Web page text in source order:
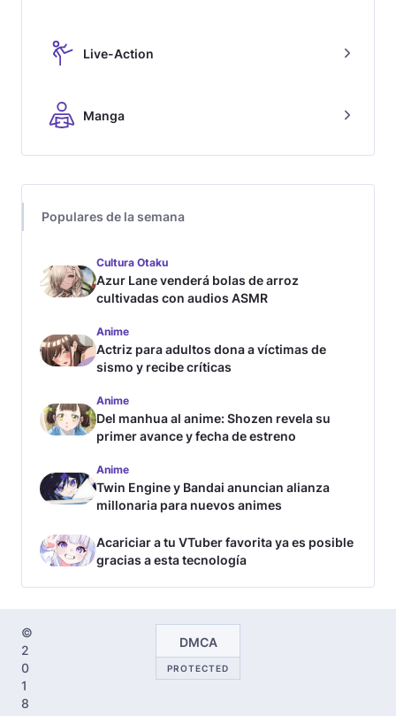
Live-Action
Manga
Populares de la semana
Cultura Otaku
Azur Lane venderá bolas de arroz
cultivadas con audios ASMR
Anime
Actriz para adultos dona a víctimas de
sismo y recibe críticas
Anime
Del manhua al anime: Shozen revela su
primer avance y fecha de estreno
Anime
Twin Engine y Bandai anuncian alianza
millonaria para nuevos animes
Acariciar a tu VTuber favorita ya es posible
gracias a esta tecnología
©
2
0
1
8
DMCA
PROTECTED